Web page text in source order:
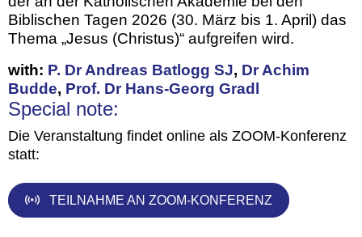
Biblischen Tagen 2026 (30. März bis 1. April) das
Thema „Jesus (Christus)“ aufgreifen wird.
with: P. Dr Andreas Batlogg SJ, Dr Achim
Budde, Prof. Dr Hans-Georg Gradl
Special note:
Die Veranstaltung findet online als ZOOM-Konferenz
statt:
TEILNAHME AN ZOOM-KONFERENZ